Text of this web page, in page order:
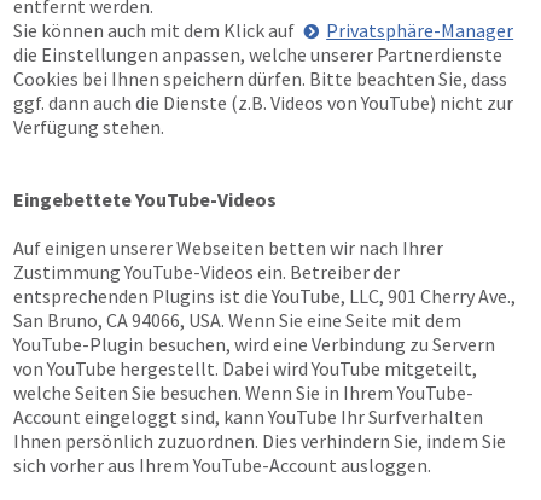
entfernt werden.
Sie können auch mit dem Klick auf
Privatsphäre-Manager
die Einstellungen anpassen, welche unserer Partnerdienste
Cookies bei Ihnen speichern dürfen. Bitte beachten Sie, dass
ggf. dann auch die Dienste (z.B. Videos von YouTube) nicht zur
Verfügung stehen.
Eingebettete YouTube-Videos
Auf einigen unserer Webseiten betten wir nach Ihrer
Zustimmung YouTube-Videos ein. Betreiber der
entsprechenden Plugins ist die YouTube, LLC, 901 Cherry Ave.,
San Bruno, CA 94066, USA. Wenn Sie eine Seite mit dem
YouTube-Plugin besuchen, wird eine Verbindung zu Servern
von YouTube hergestellt. Dabei wird YouTube mitgeteilt,
welche Seiten Sie besuchen. Wenn Sie in Ihrem YouTube-
Account eingeloggt sind, kann YouTube Ihr Surfverhalten
Ihnen persönlich zuzuordnen. Dies verhindern Sie, indem Sie
sich vorher aus Ihrem YouTube-Account ausloggen.